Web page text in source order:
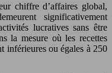
chiffre d’affaires global,
significativement
lucratives sans être
la mesure où les recettes
inférieures ou égales à 250